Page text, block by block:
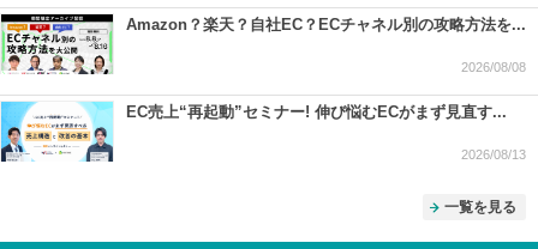
Amazon？楽天？自社EC？ECチャネル別の攻略方法を...
2026/08/08
EC売上“再起動”セミナー! 伸び悩むECがまず見直す...
2026/08/13
一覧を見る